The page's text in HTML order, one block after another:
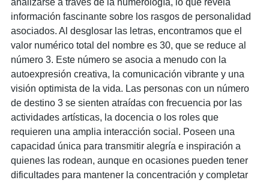
información fascinante sobre los rasgos de personalidad
asociados. Al desglosar las letras, encontramos que el
valor numérico total del nombre es 30, que se reduce al
número 3. Este número se asocia a menudo con la
autoexpresión creativa, la comunicación vibrante y una
visión optimista de la vida. Las personas con un número
de destino 3 se sienten atraídas con frecuencia por las
actividades artísticas, la docencia o los roles que
requieren una amplia interacción social. Poseen una
capacidad única para transmitir alegría e inspiración a
quienes las rodean, aunque en ocasiones pueden tener
dificultades para mantener la concentración y completar